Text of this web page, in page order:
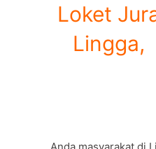
Loket
Lingga,
Anda masyarakat di